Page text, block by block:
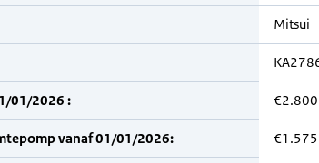
Mitsui
01/2026 : €2.800
vanaf 01/01/2026: €1.575